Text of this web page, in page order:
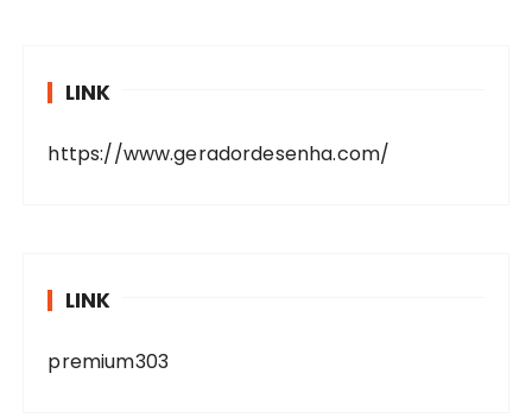
LINK
https://www.geradordesenha.com/
LINK
premium303